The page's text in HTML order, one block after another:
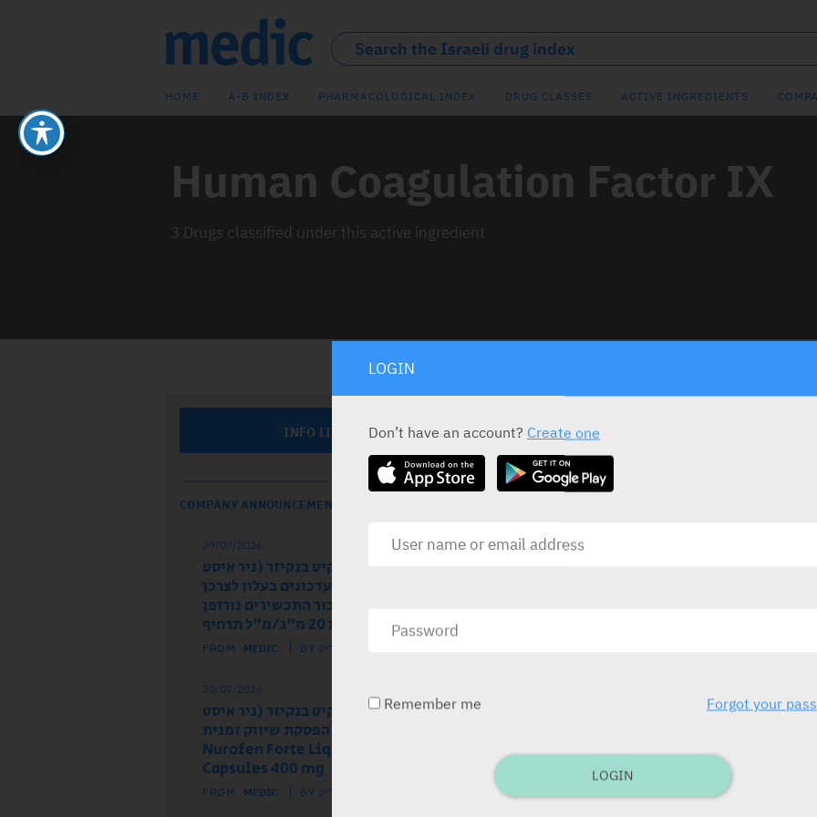
HOME A-B INDEX PHARMACOLOGICAL INDEX DRUG CLASSES ACTIVE INGREDIENTS
Human Coagulation Factor IX
3 Drugs classified under this active ingredient
INFO LINE
COMPANY ANNOUNCEMENTS
29/07/2026
בעל הרישום רקיט בנקיזר (ניר איסט
בע"מ) מודיע על עדכונים בעלון לצרכן
ובעלון לרופא עבור התכשירים נורופן
לילדים תפוז ותות 20 מ"ג/מ"ל תרחיף
FROM MEDIC BY מדיק
20/07/2026
בעל הרישום רקיט בנקיזר (ניר איסט
בע"מ) מודיע על הפסקת שיווק זמנית
של התכשיר Nurofen Forte Liquid
Capsules 400 mg
FROM MEDIC BY מדיק
Beriplex 250 IU
Genmedix
Dover Medical
LOGIN
Don’t have an account? Create one
Remember me Forgot your
LOGIN